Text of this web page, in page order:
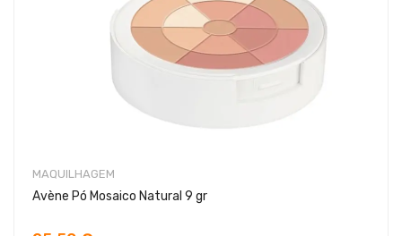
MAQUILHAGEM
Avène Pó Mosaico Natural 9 gr